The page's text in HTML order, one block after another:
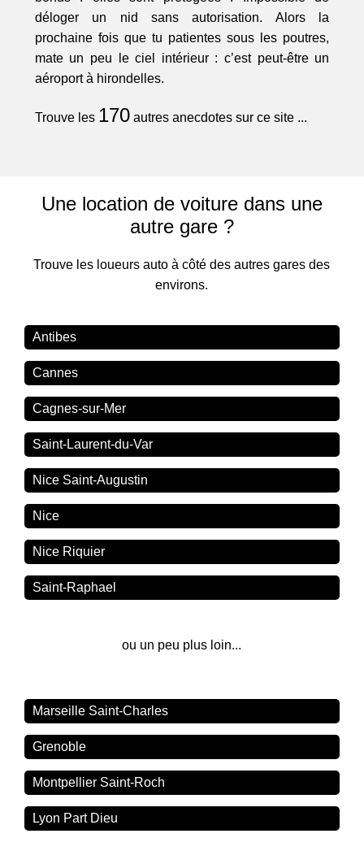
déloger un nid sans autorisation. Alors la
prochaine fois que tu patientes sous les poutres,
mate un peu le ciel intérieur : c’est peut-être un
aéroport à hirondelles.
Trouve les 170autres anecdotes sur ce site ...
Une location de voiture dans une
autre gare ?
Trouve les loueurs auto à côté des autres gares des
environs.
Antibes
Cannes
Cagnes-sur-Mer
Saint-Laurent-du-Var
Nice Saint-Augustin
Nice
Nice Riquier
Saint-Raphael
ou un peu plus loin...
Marseille Saint-Charles
Grenoble
Montpellier Saint-Roch
Lyon Part Dieu